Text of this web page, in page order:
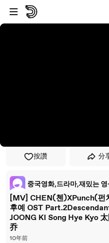
Skip to player
Skip to main content
按讚 分
[MV] CHEN(첸)XPunch(펀
후예 OST
JOONG KI Song Hye Kyo 太阳的后裔 OST 宋仲基宋慧
乔
10年前